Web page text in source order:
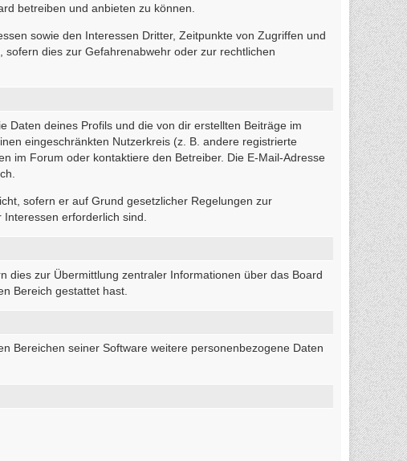
betreiben und anbieten zu können.
sowie den Interessen Dritter, Zeitpunkte von Zugriffen und
dies zur Gefahrenabwehr oder zur rechtlichen
Daten deines Profils und die von dir erstellten Beiträge im
eingeschränkten Nutzerkreis (z. B. andere registrierte
im Forum oder kontaktiere den Betreiber. Die E-Mail-Adresse
sofern er auf Grund gesetzlicher Regelungen zur
erforderlich sind.
dies zur Übermittlung zentraler Informationen über das Board
Bereich gestattet hast.
Bereichen seiner Software weitere personenbezogene Daten